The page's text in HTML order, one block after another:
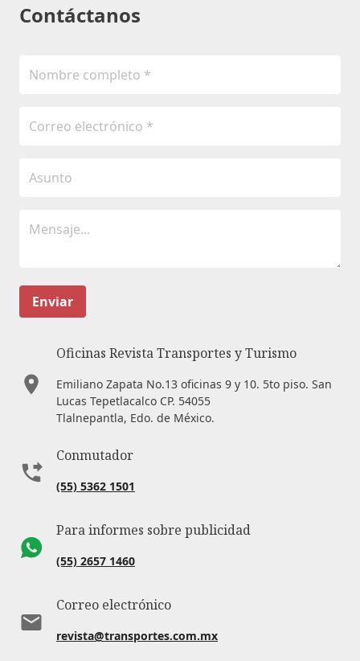
Contáctanos
Enviar
Oficinas Revista Transportes y Turismo
Emiliano Zapata No.13 oficinas 9 y 10. 5to piso. San
Lucas Tepetlacalco CP. 54055
Tlalnepantla, Edo. de México.
Conmutador
(55) 5362 1501
Para informes sobre publicidad
(55) 2657 1460
Correo electrónico
revista@transportes.com.mx